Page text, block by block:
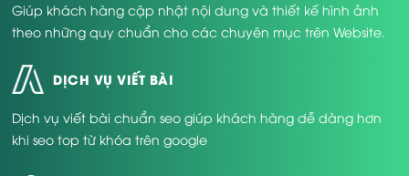
Giúp khách hàng cập nhật nội dung và thiết kế hình ảnh
theo những quy chuẩn cho các chuyên mục trên Website.
DỊCH VỤ VIẾT BÀI
Dịch vụ viết bài chuẩn seo giúp khách hàng dễ dàng hơn
khi seo top từ khóa trên google